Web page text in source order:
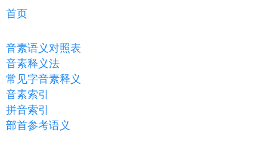
首页
音素语义对照表
音素释义法
常见字音素释义
音素索引
拼音索引
部首参考语义